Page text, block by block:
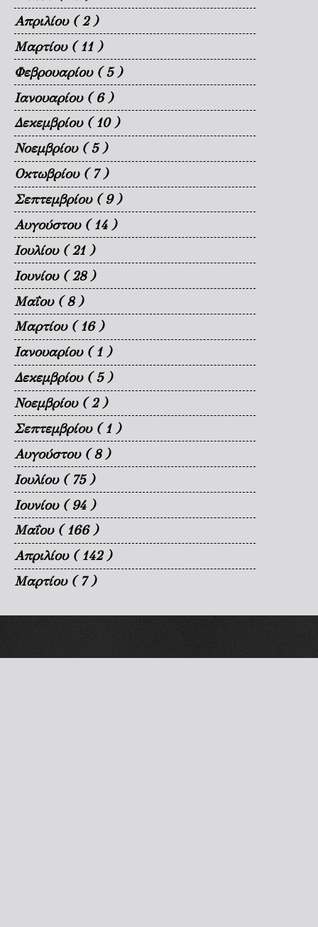
Απριλίου ( 2 )
Μαρτίου ( 11 )
Φεβρουαρίου ( 5 )
Ιανουαρίου ( 6 )
Δεκεμβρίου ( 10 )
Νοεμβρίου ( 5 )
Οκτωβρίου ( 7 )
Σεπτεμβρίου ( 9 )
Αυγούστου ( 14 )
Ιουλίου ( 21 )
Ιουνίου ( 28 )
Μαΐου ( 8 )
Μαρτίου ( 16 )
Ιανουαρίου ( 1 )
Δεκεμβρίου ( 5 )
Νοεμβρίου ( 2 )
Σεπτεμβρίου ( 1 )
Αυγούστου ( 8 )
Ιουλίου ( 75 )
Ιουνίου ( 94 )
Μαΐου ( 166 )
Απριλίου ( 142 )
Μαρτίου ( 7 )